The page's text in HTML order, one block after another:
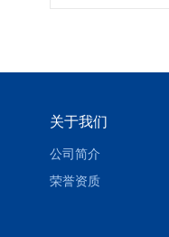
关于我们
公司简介
荣誉资质